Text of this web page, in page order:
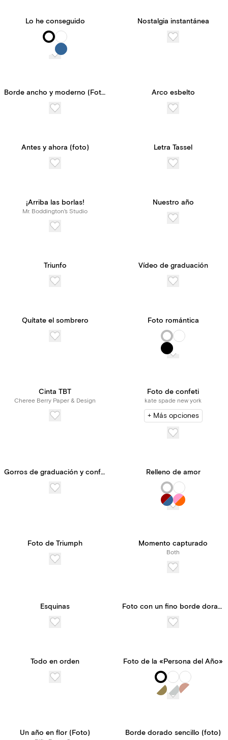
Lo he conseguido Nostalgia instantánea
Borde ancho y moderno (Foto) Arco esbelto
Antes y ahora (foto) Letra Tassel
¡Arriba las borlas!
Mr. Boddington's Studio
Nuestro año
Triunfo Vídeo de graduación
Quítate el sombrero Foto romántica
Cinta TBT
Cheree Berry Paper & Design
Foto de confeti
kate spade new york
+ Más opciones
Gorros de graduación y confeti Relleno de amor
Foto de Triumph Momento capturado
Both
Esquinas Foto con un fino borde dorado
Todo en orden Foto de la «Persona del Año»
Un año en flor (Foto) Borde dorado sencillo (foto)